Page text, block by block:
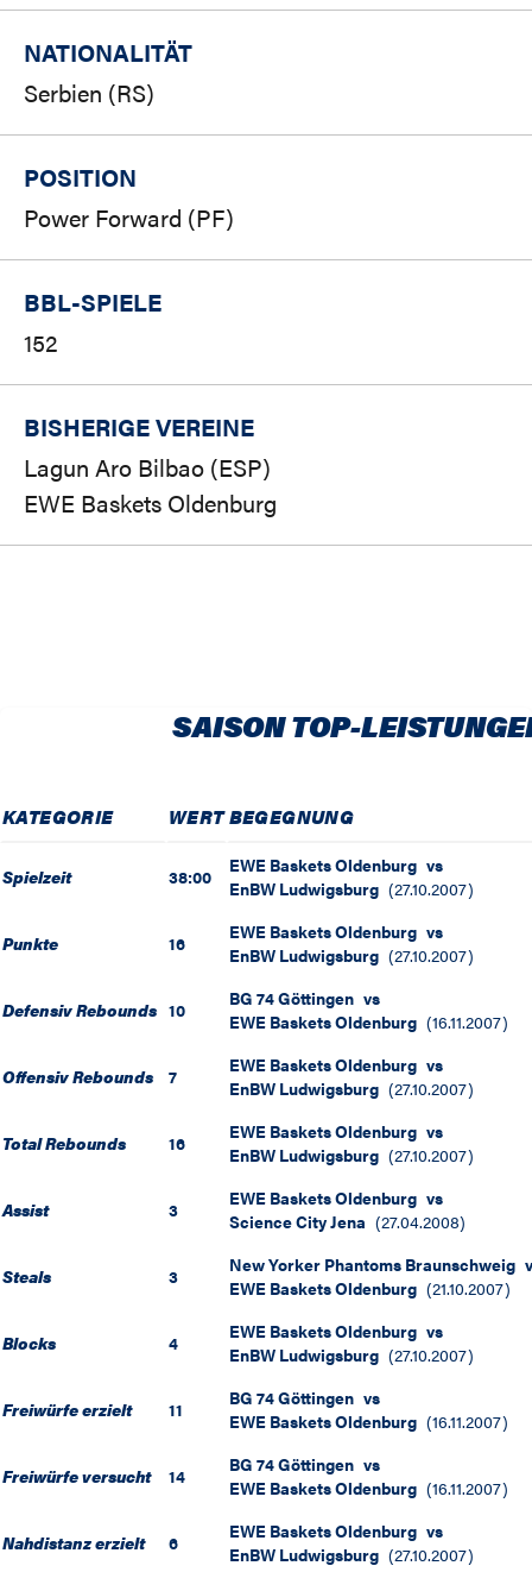
NATIONALITÄT
Serbien (RS)
POSITION
Power Forward (PF)
BBL-SPIELE
152
BISHERIGE VEREINE
Lagun Aro Bilbao (ESP)
EWE Baskets Oldenburg
SAISON TOP-
KATEGORIE WERTBEGEGNUNG
Spielzeit 38:00 EWE Baskets Oldenburg vs
EnBW Ludwigsburg (27.10.2007)
Punkte 16 EWE Baskets Oldenburg vs
EnBW Ludwigsburg (27.10.2007)
Defensiv Rebounds 10 BG 74 Göttingen vs
EWE Baskets Oldenburg (16.11.2007)
Offensiv Rebounds 7 EWE Baskets Oldenburg vs
EnBW Ludwigsburg (27.10.2007)
Total Rebounds 16 EWE Baskets Oldenburg vs
EnBW Ludwigsburg (27.10.2007)
Assist 3 EWE Baskets Oldenburg vs
Science City Jena (27.04.2008)
Steals 3 New Yorker Phantoms Braunschweig
EWE Baskets Oldenburg (21.10.2007)
Blocks 4 EWE Baskets Oldenburg vs
EnBW Ludwigsburg (27.10.2007)
Freiwürfe erzielt 11 BG 74 Göttingen vs
EWE Baskets Oldenburg (16.11.2007)
Freiwürfe versucht 14 BG 74 Göttingen vs
EWE Baskets Oldenburg (16.11.2007)
Nahdistanz erzielt 6 EWE Baskets Oldenburg vs
EnBW Ludwigsburg (27.10.2007)